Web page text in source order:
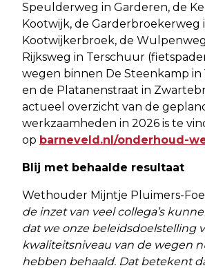
Speulderweg in Garderen, de
Kootwijk, de Garderbroekerweg
Kootwijkerbroek, de
Rijksweg in Terschuur
wegen binnen De Steenkamp
en de Platanenstraat in
actueel overzicht van de
werkzaamheden in 2026 is te
op barneveld.nl/onderhoud-
Blij met behaalde resultaat
Wethouder Mijntje Pluimers-
de inzet van veel collega’s
dat we onze beleidsdoelstelling
kwaliteitsniveau van de wegen
hebben behaald. Dat betekent